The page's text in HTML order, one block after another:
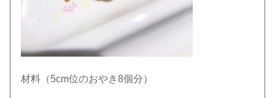
材料（5cm位のおやき8個分）